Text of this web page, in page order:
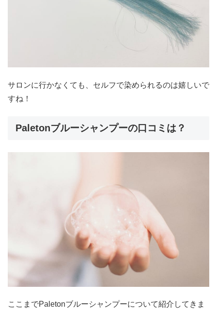
サロンに行かなくても、セルフで染められるのは嬉しいで
すね！
Paletonブルーシャンプーの口コミは？
ここまでPaletonブルーシャンプーについて紹介してきま